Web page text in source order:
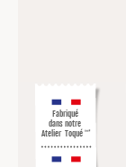
Fabriqué
dans notre
Atelier Toqué ™*